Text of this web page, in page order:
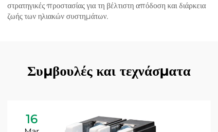
στρατηγικές προστασίας για τη βέλτιστη απόδοση και διάρκεια
ζωής των ηλιακών συστημάτων.
Συμβουλές και τεχνάσματα
16